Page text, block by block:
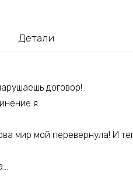
Детали
договор!
я.
мир мой перевернула! И